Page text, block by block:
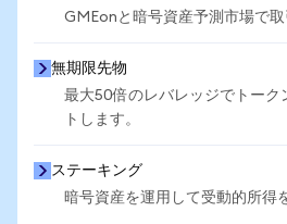
GMEonと暗号資産予測市場で取
無期限先物
最大50倍のレバレッジでトーク
トします。
ステーキング
暗号資産を運用して受動的所得